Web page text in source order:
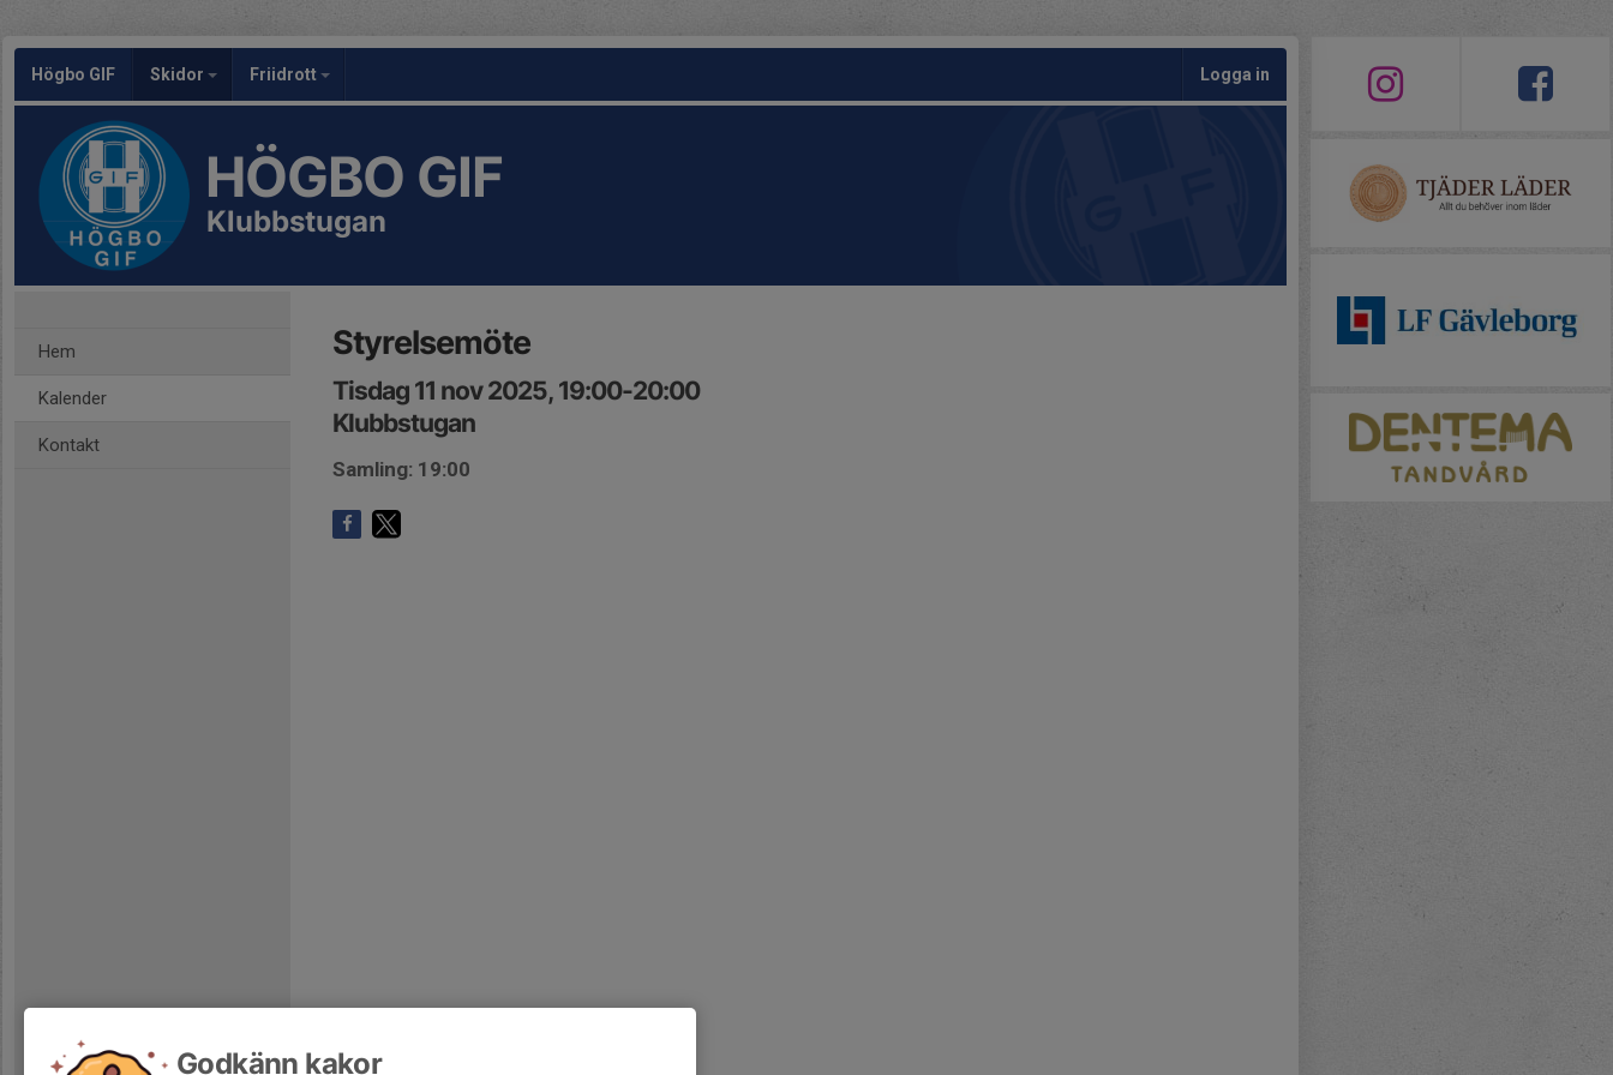
Högbo GIF Skidor Friidrott Logga in
HÖGBO GIF
Klubbstugan
Hem
Kalender
Kontakt
Styrelsemöte
Tisdag 11 nov 2025, 19:00-20:00
Klubbstugan
Samling: 19:00
Godkänn kakor